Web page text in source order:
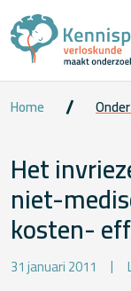
Home
Het
niet-
kosten-
31 januari 2011